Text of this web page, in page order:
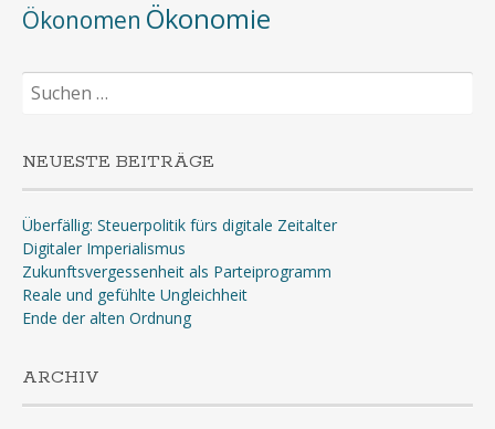
Ökonomen Ökonomie
Suchen
nach:
NEUESTE BEITRÄGE
Überfällig: Steuerpolitik fürs digitale Zeitalter
Digitaler Imperialismus
Zukunftsvergessenheit als Parteiprogramm
Reale und gefühlte Ungleichheit
Ende der alten Ordnung
ARCHIV